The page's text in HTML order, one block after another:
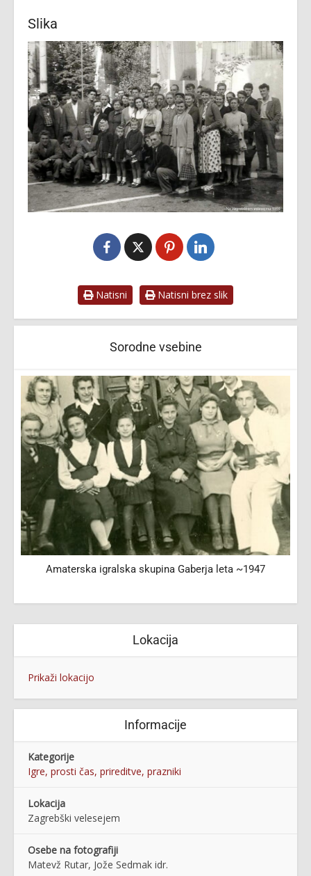
Slika
Natisni Natisni brez slik
Sorodne vsebine
Amaterska igralska skupina Gaberja leta ~1947
Lokacija
Prikaži lokacijo
Informacije
Kategorije
Igre, prosti čas, prireditve, prazniki
Lokacija
Zagrebški velesejem
Osebe na fotografiji
Matevž Rutar, Jože Sedmak idr.